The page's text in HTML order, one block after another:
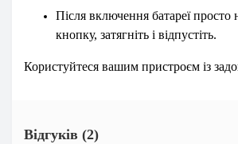
Після включення батареї просто
кнопку, затягніть і відпустіть.
Користуйтеся вашим пристроєм із
Відгуків (2)